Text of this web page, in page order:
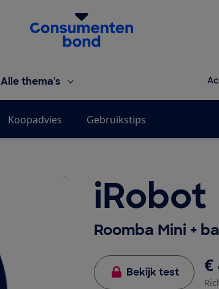
Homepage van de Consumentenbond
Alle thema's
Koopadvies Gebruikstips
iRobot
Roomba Mini +
Bekijk test €